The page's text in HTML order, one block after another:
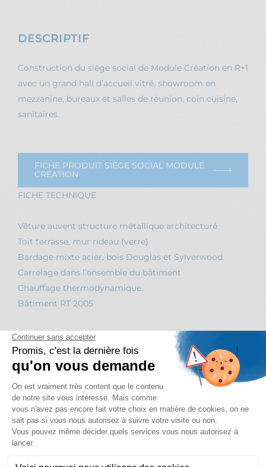
DESCRIPTIF
Construction du siège social de Module Création en R+1
avec un grand hall d’accueil vitré, showroom en
mezzanine, bureaux et salles de réunion, coin cuisine,
sanitaires.
FICHE PRODUIT SIÈGE SOCIAL MODULE
CRÉATION
FICHE TECHNIQUE
Vêture auvent structure métallique architecturé
Toit terrasse, mur rideau (verre)
Bardage mixte acier, bois Douglas et Sylverwood.
Carrelage dans l’ensemble du bâtiment
Chauffage thermodynamique.
Bâtiment RT 2005
GALERIE PHOTOS